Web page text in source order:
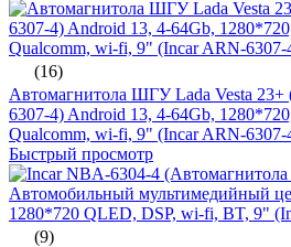
(16)
Автомагнитола ШГУ Lada Vesta
6307-4) Android 13, 4-64Gb,
Qualcomm, wi-fi, 9" (Incar ARN-6307-
Быстрый просмотр
(9)